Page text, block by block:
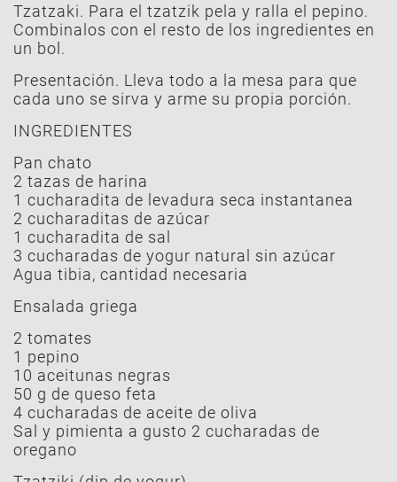
Tzatzaki. Para el tzatzik pela y ralla el pepino.
Combinalos con el resto de los ingredientes en
un bol.
Presentación. Lleva todo a la mesa para que
cada uno se sirva y arme su propia porción.
INGREDIENTES
Pan chato
2 tazas de harina
1 cucharadita de levadura seca instantanea
2 cucharaditas de azúcar
1 cucharadita de sal
3 cucharadas de yogur natural sin azúcar
Agua tibia, cantidad necesaria
Ensalada griega
2 tomates
1 pepino
10 aceitunas negras
50 g de queso feta
4 cucharadas de aceite de oliva
Sal y pimienta a gusto 2 cucharadas de
oregano